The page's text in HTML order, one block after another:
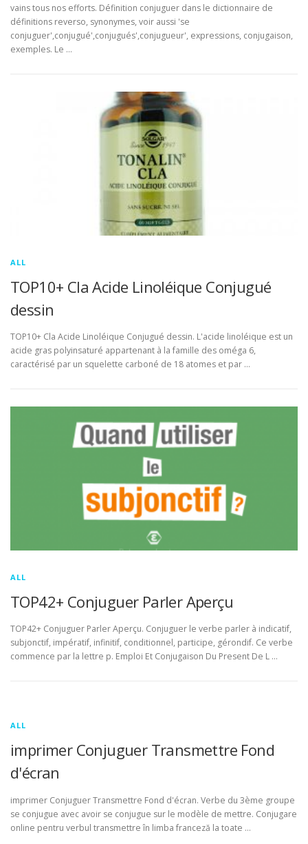
vains tous nos efforts. Définition conjuguer dans le dictionnaire de
définitions reverso, synonymes, voir aussi 'se
conjuguer',conjugué',conjugués',conjugueur', expressions, conjugaison,
exemples. Le …
ALL
TOP10+ Cla Acide Linoléique Conjugué
dessin
TOP10+ Cla Acide Linoléique Conjugué dessin. L'acide linoléique est un
acide gras polyinsaturé appartenant à la famille des oméga 6,
caractérisé par un squelette carboné de 18 atomes et par …
ALL
TOP42+ Conjuguer Parler Aperçu
TOP42+ Conjuguer Parler Aperçu. Conjuguer le verbe parler à indicatif,
subjonctif, impératif, infinitif, conditionnel, participe, gérondif. Ce verbe
commence par la lettre p. Emploi Et Conjugaison Du Present De L …
ALL
imprimer Conjuguer Transmettre Fond
d'écran
imprimer Conjuguer Transmettre Fond d'écran. Verbe du 3ème groupe
se conjugue avec avoir se conjugue sur le modèle de mettre. Conjugare
online pentru verbul transmettre în limba franceză la toate …